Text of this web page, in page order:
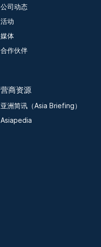
公司动态
活动
媒体
合作伙伴
营商资源
亚洲简讯（Asia Briefing）
Asiapedia